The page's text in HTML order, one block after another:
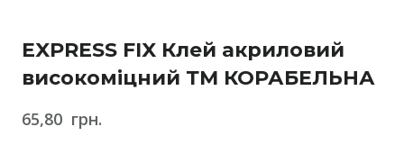
EXPRESS FIX Клей акриловий
високоміцний ТМ КОРАБЕЛЬНА
65,80  грн.